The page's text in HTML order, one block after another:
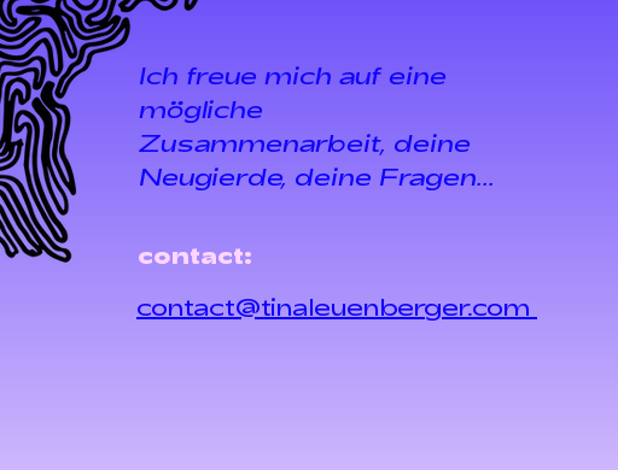
contact@tinaleuenberger.com
contact:
Ich freue mich auf eine
mögliche
Zusammenarbeit, deine
Neugierde, deine Fragen...